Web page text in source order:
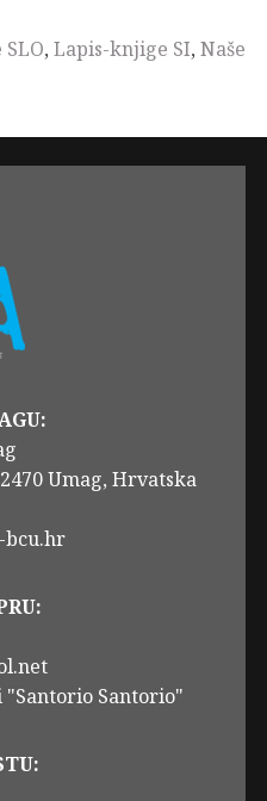
, Lapis-knjige SI, Naše
Umag, Hrvatska
bcu.hr
Santorio"